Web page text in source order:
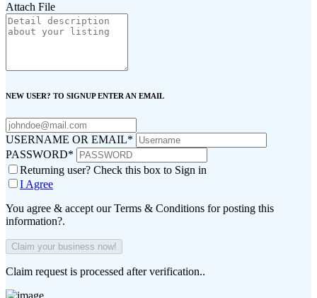
Attach File
NEW USER? TO SIGNUP ENTER AN EMAIL
USERNAME OR EMAIL*
PASSWORD*
Returning user? Check this box to Sign in
I Agree
You agree & accept our Terms & Conditions for posting this
information?.
Claim request is processed after verification..